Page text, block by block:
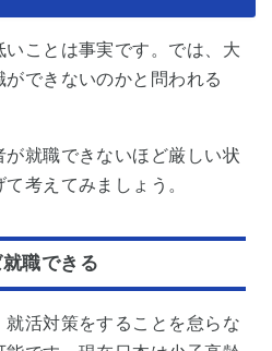
ことは事実です。では、大
できないのかと問われる
就職できないほど厳しい状
考えてみましょう。
職できる
活対策をすることを怠らな